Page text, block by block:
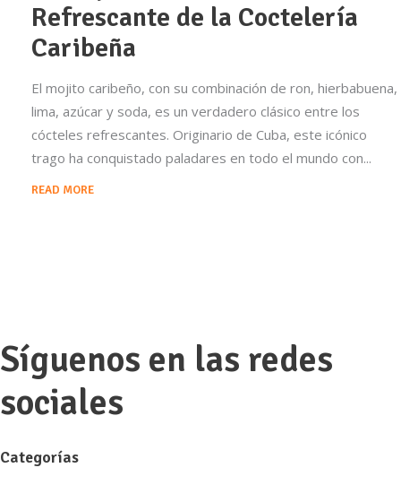
Refrescante de la Coctelería
Caribeña
El mojito caribeño, con su combinación de ron, hierbabuena,
lima, azúcar y soda, es un verdadero clásico entre los
cócteles refrescantes. Originario de Cuba, este icónico
trago ha conquistado paladares en todo el mundo con
READ MORE
Síguenos en las redes
sociales
Categorías